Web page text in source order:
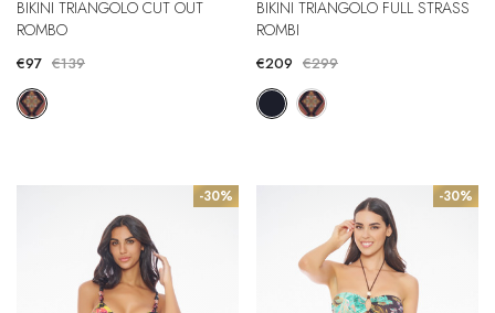
BIKINI TRIANGOLO CUT OUT
ROMBO
€97 €139
BIKINI TRIANGOLO FULL STRASS
ROMBI
€209 €299
-30% -30%